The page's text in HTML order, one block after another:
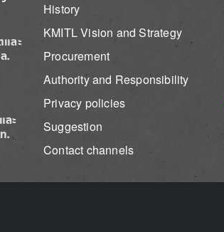
และ
.
ละ
.
History
KMITL Vision and Strategy
Procurement
Authority and Responsibility
Privacy policies
Suggestion
Contact channels